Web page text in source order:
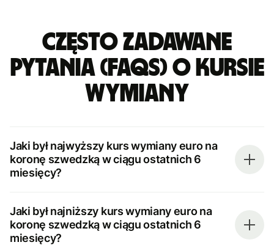
Często zadawane
pytania (FAQs) o kursie
wymiany
Jaki był najwyższy kurs wymiany euro na
koronę szwedzką w ciągu ostatnich 6
miesięcy?
Jaki był najniższy kurs wymiany euro na
koronę szwedzką w ciągu ostatnich 6
miesięcy?